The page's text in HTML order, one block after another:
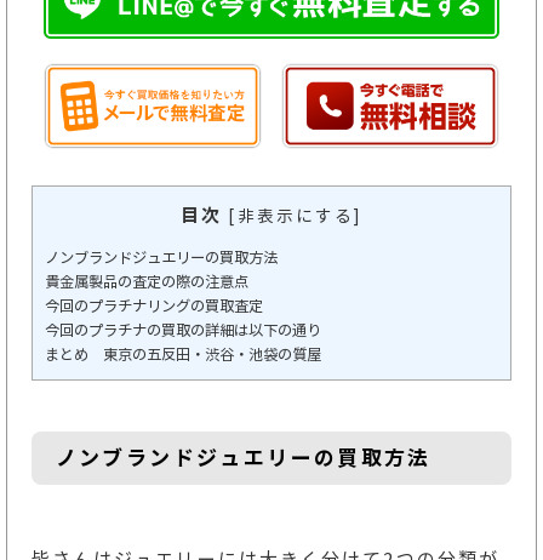
目次 [ 非表示にする]
ノンブランドジュエリーの買取方法
貴金属製品の査定の際の注意点
今回のプラチナリングの買取査定
今回のプラチナの買取の詳細は以下の通り
まとめ 東京の五反田・渋谷・池袋の質屋
ノンブランドジュエリーの買取方法